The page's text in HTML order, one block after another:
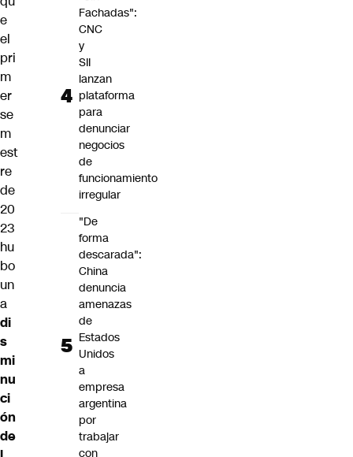
e
el
pri
m
er
se
m
est
re
de
20
23
hu
bo
un
a
di
s
mi
nu
ci
ón
de
Fachadas":
CNC
y
SII
lanzan
plataforma
para
denunciar
negocios
de
funcionamiento
irregular
"De
forma
descarada":
China
denuncia
amenazas
de
Estados
Unidos
a
empresa
argentina
por
trabajar
con